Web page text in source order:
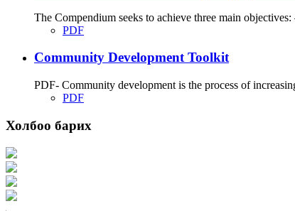
The Compendium seeks to achieve three main
PDF
Community Development Toolkit
PDF- Community development is the process of
PDF
Холбоо барих